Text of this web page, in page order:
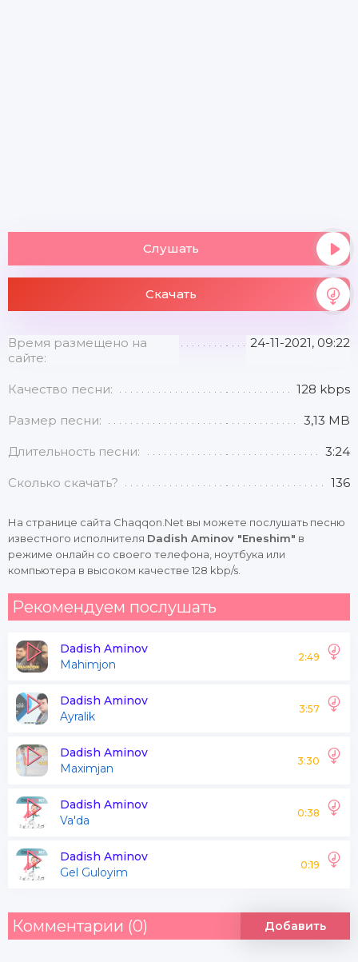
Слушать
Скачать
Время размещено на
сайте:
24-11-2021, 09:22
Качество песни: 128 kbps
Размер песни: 3,13 MB
Длительность песни: 3:24
Сколько скачать? 136
На странице сайта Chaqqon.Net вы можете послушать песню
известного исполнителя Dadish Aminov "Eneshim" в
режиме онлайн со своего телефона, ноутбука или
компьютера в высоком качестве 128 kbp/s.
Рекомендуем послушать
Dadish Aminov
Mahimjon
2:49
Dadish Aminov
Ayralik
3:57
Dadish Aminov
Maximjan
3:30
Dadish Aminov
Va'da
0:38
Dadish Aminov
Gel Guloyim
0:19
Комментарии (0) Добавить